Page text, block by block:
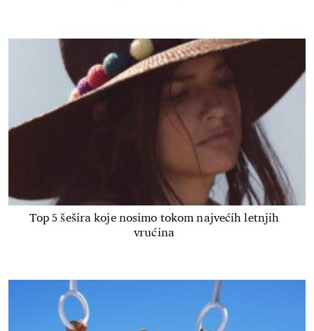
Top 5 šešira koje nosimo tokom najvećih letnjih
vrućina